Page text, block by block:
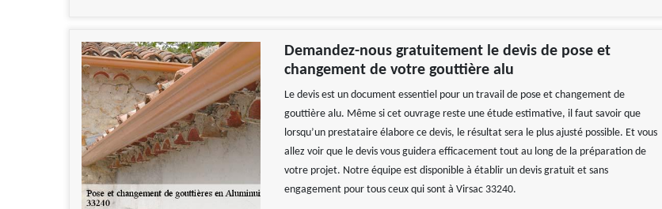
Demandez-nous gratuitement le devis de pose et
changement de votre gouttière alu
Le devis est un document essentiel pour un travail de pose et changement de
gouttière alu. Même si cet ouvrage reste une étude estimative, il faut savoir que
lorsqu’un prestataire élabore ce devis, le résultat sera le plus ajusté possible. Et vous
allez voir que le devis vous guidera efficacement tout au long de la préparation de
votre projet. Notre équipe est disponible à établir un devis gratuit et sans
engagement pour tous ceux qui sont à Virsac 33240.